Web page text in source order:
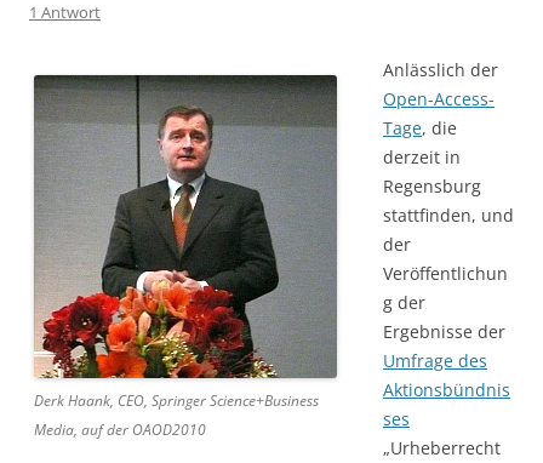
1 Antwort
Derk Haank, CEO, Springer Science+Business
Media, auf der OAOD2010
Anlässlich der
Open-Access-
Tage, die
derzeit in
Regensburg
stattfinden, und
der
Veröffentlichun
g der
Ergebnisse der
Umfrage des
Aktionsbündnis
ses
„Urheberrecht